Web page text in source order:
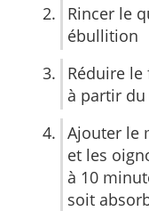
Rincer le
ébullition
Réduire
à partir
Ajouter le
et les
à 10
soit